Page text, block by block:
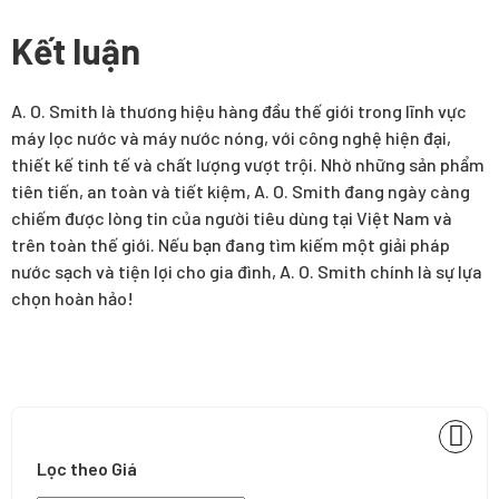
Lọc theo Giá
Kết luận
A. O. Smith là thương hiệu hàng đầu thế giới trong lĩnh vực
máy lọc nước và máy nước nóng, với công nghệ hiện đại,
thiết kế tinh tế và chất lượng vượt trội. Nhờ những sản phẩm
tiên tiến, an toàn và tiết kiệm, A. O. Smith đang ngày càng
chiếm được lòng tin của người tiêu dùng tại Việt Nam và
trên toàn thế giới. Nếu bạn đang tìm kiếm một giải pháp
nước sạch và tiện lợi cho gia đình, A. O. Smith chính là sự lựa
chọn hoàn hảo!